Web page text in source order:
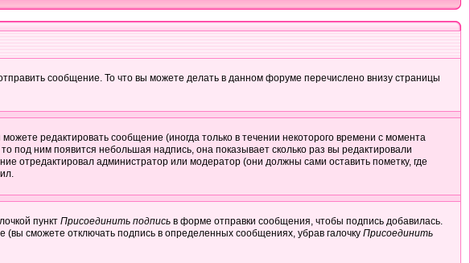
сообщение. То что вы можете делать в данном форуме перечислено внизу страницы
редактировать сообщение (иногда только в течении некоторого времени с момента
ним появится небольшая надпись, она показывает сколько раз вы редактировали
отредактировал администратор или модератор (они должны сами оставить пометку, где
пункт Присоединить подпись в форме отправки сообщения, чтобы подпись добавилась.
сможете отключать подпись в определенных сообщениях, убрав галочку Присоединить